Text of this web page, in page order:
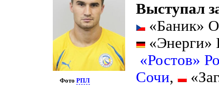
ФотоРПЛ
Выступал
«Баник»
«Энерги»
«Ростов»
Сочи,